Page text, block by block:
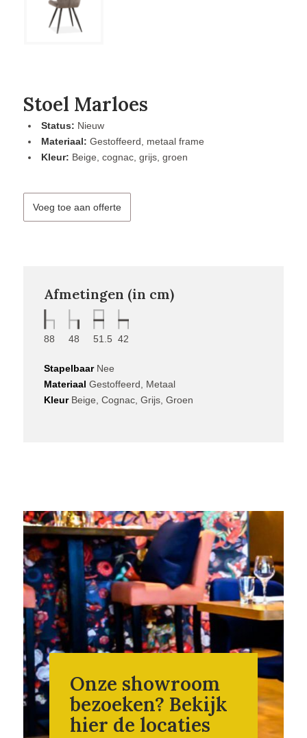
Stoel Marloes
Status: Nieuw
Materiaal: Gestoffeerd, metaal frame
Kleur: Beige, cognac, grijs, groen
Voeg toe aan offerte
Afmetingen (in cm)
88 48 51.5 42
StapelbaarNee
Materiaal Gestoffeerd, Metaal
KleurBeige, Cognac, Grijs, Groen
Onze showroom
bezoeken? Bekijk
hier de locaties